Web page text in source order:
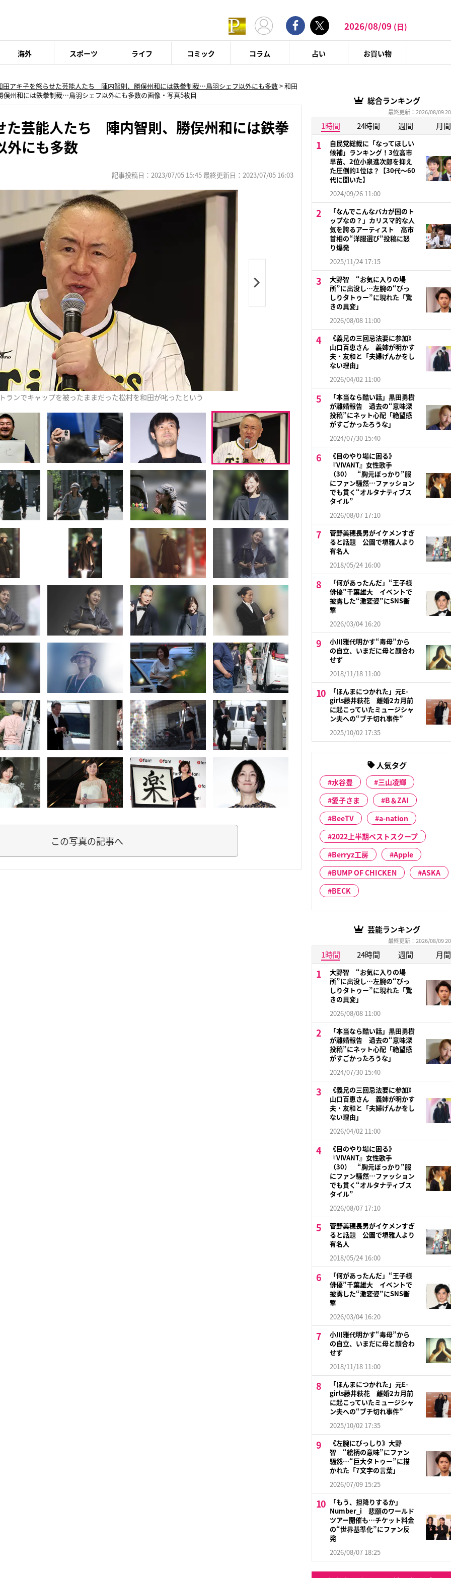
2026/08/09 (日)
海外 スポーツ ライフ コミック コラム 占い お買い物
田アキ子を怒らせた芸能人たち 陣内智則、勝俣州和には鉄拳制裁…鳥羽シェフ以外にも多数>和田
州和には鉄拳制裁…鳥羽シェフ以外にも多数の画像・写真5枚目
た芸能人たち 陣内智則、勝俣州和には鉄拳
にも多数
記事投稿日：2023/07/05 15:45 最終更新日：2023/07/05 16:03
ランでキャップを被ったままだった松村を和田が叱ったという
この写真の記事へ
総合ランキング
最終更新：2026/08/09
1時間 24時間 週間 月間
自民党総裁に「なってほしい
候補」ランキング！3位高市
早苗、2位小泉進次郎を抑え
た圧倒的1位は？【30代〜60
代に聞いた】
2024/09/26 11:00
「なんでこんなバカが国のト
ップなの？」カリスマ的な人
気を誇るアーティスト 高市
首相の“洋服選び”投稿に怒
り爆発
2025/11/24 17:15
大野智 “お気に入りの場
所”に出没し…左腕の“びっ
しりタトゥー”に現れた「驚
きの異変」
2026/08/08 11:00
《義兄の三回忌法要に参加》
山口百恵さん 義姉が明かす
夫・友和と「夫婦げんかをし
ない理由」
2026/04/02 11:00
「本当なら酷い話」黒田勇樹
が離婚報告 過去の“意味深
投稿”にネット心配「絶望感
がすごかったろうな」
2024/07/30 15:40
《目のやり場に困る》
『VIVANT』女性歌手
（30） “胸元ぽっかり”服
にファン騒然…ファッション
でも貫く“オルタナティブス
タイル”
2026/08/07 17:10
菅野美穂長男がイケメンすぎ
ると話題 公園で堺雅人より
有名人
2018/05/24 16:00
「何があったんだ」“王子様
俳優”千葉雄大 イベントで
披露した“激変姿”にSNS衝
撃
2026/03/04 16:20
小川雅代明かす“毒母”から
の自立、いまだに母と顔合わ
せず
2018/11/18 11:00
「ほんまにつかれた」元E-
girls藤井萩花 離婚2カ月前
に起こっていたミュージシャ
ン夫への“ブチ切れ事件”
2025/10/02 17:35
人気タグ
水谷豊
三山凌輝
愛子さま
B＆ZAI
BeeTV
a-nation
2022上半期ベストスクープ
Berryz工房
Apple
BUMP OF CHICKEN
ASKA
BECK
芸能ランキング
最終更新：2026/08/09
1時間 24時間 週間 月間
大野智 “お気に入りの場
所”に出没し…左腕の“びっ
しりタトゥー”に現れた「驚
きの異変」
2026/08/08 11:00
「本当なら酷い話」黒田勇樹
が離婚報告 過去の“意味深
投稿”にネット心配「絶望感
がすごかったろうな」
2024/07/30 15:40
《義兄の三回忌法要に参加》
山口百恵さん 義姉が明かす
夫・友和と「夫婦げんかをし
ない理由」
2026/04/02 11:00
《目のやり場に困る》
『VIVANT』女性歌手
（30） “胸元ぽっかり”服
にファン騒然…ファッション
でも貫く“オルタナティブス
タイル”
2026/08/07 17:10
菅野美穂長男がイケメンすぎ
ると話題 公園で堺雅人より
有名人
2018/05/24 16:00
「何があったんだ」“王子様
俳優”千葉雄大 イベントで
披露した“激変姿”にSNS衝
撃
2026/03/04 16:20
小川雅代明かす“毒母”から
の自立、いまだに母と顔合わ
せず
2018/11/18 11:00
「ほんまにつかれた」元E-
girls藤井萩花 離婚2カ月前
に起こっていたミュージシャ
ン夫への“ブチ切れ事件”
2025/10/02 17:35
《左腕にびっしり》大野
智 “絵柄の意味”にファン
騒然…“巨大タトゥー”に描
かれた「7文字の言葉」
2026/07/09 15:25
「もう、担降りするか」
Number_i 悲願のワールド
ツアー開催も…チケット料金
の“世界基準化”にファン反
発
2026/08/07 18:25